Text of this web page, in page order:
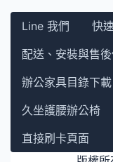
Line 我們 快
配送、安裝與售
辦公家具目錄下載
久坐護腰辦公椅
直接刷卡頁面